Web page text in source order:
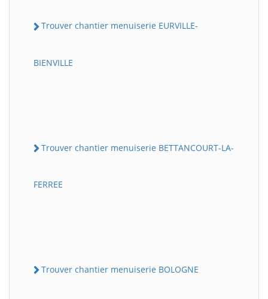
Trouver chantier menuiserie EURVILLE-
BIENVILLE
Trouver chantier menuiserie BETTANCOURT-LA-
FERREE
Trouver chantier menuiserie BOLOGNE